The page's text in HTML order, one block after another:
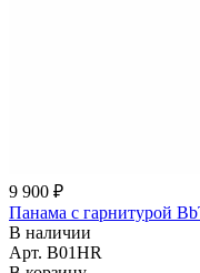
9 900 ₽
Панама с гарнитурой
В наличии
Арт. B01HR